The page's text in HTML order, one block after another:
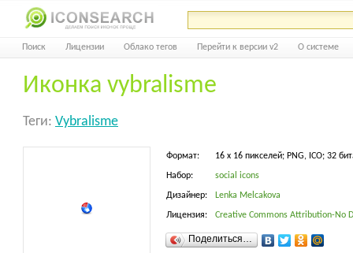
Поиск Лицензии Облако тегов Перейти к версии v2 О системе
Иконка vybralisme
Теги: Vybralisme
Формат: 16 x 16 пикселей; PNG, ICO; 32
Набор: social icons
Дизайнер: Lenka Melcakova
Лицензия: Creative Commons Attribution-No
Поделиться…